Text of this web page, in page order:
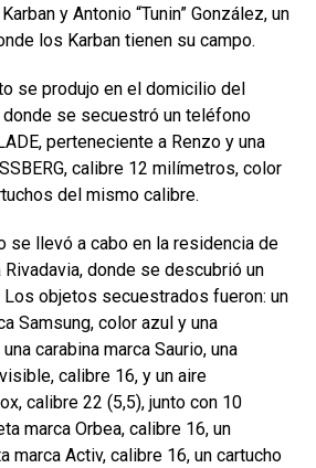
y Antonio “Tunin” González, un
los Karban tienen su campo.
se produjo en el domicilio del
donde se secuestró un teléfono
perteneciente a Renzo y una
calibre 12 milímetros, color
del mismo calibre.
se llevó a cabo en la residencia de
donde se descubrió un
Los objetos secuestrados fueron: un
Samsung, color azul y una
carabina marca Saurio, una
calibre 16, y un aire
calibre 22 (5,5), junto con 10
marca Orbea, calibre 16, un
marca Activ, calibre 16, un cartucho